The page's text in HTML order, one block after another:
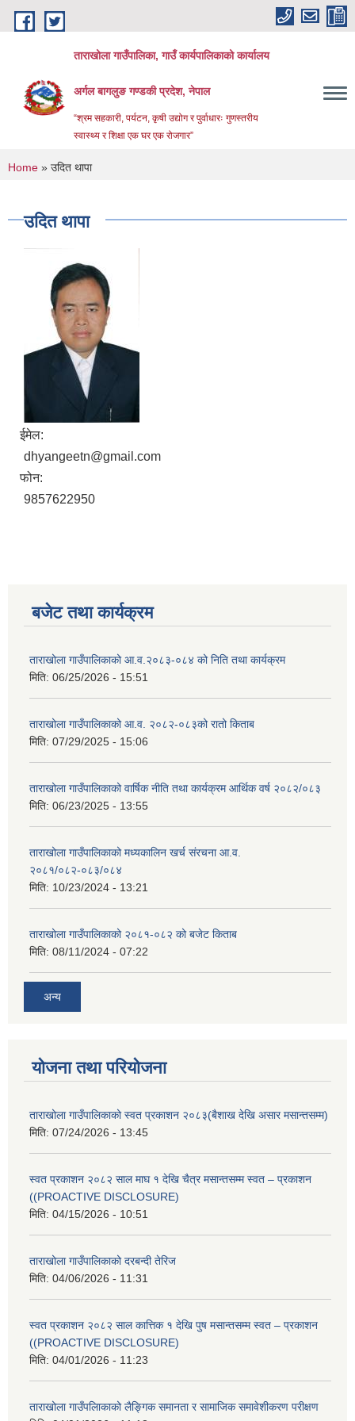
Skip to main content
ताराखोला गाउँपालिका, गाउँ कार्यपालिकाको कार्यालय
अर्गल बागलुङ गण्डकी प्रदेश, नेपाल
“श्रम सहकारी, पर्यटन, कृषी उद्योग र पुर्वाधारः गुणस्तरीय
स्वास्थ्य र शिक्षा एक घर एक रोजगार”
You are here
Home » उदित थापा
उदित थापा
ईमेल:
dhyangeetn@gmail.com
फोन:
9857622950
बजेट तथा कार्यक्रम
ताराखोला गाउँपालिकाको आ.व.२०८३-०८४ को निति तथा कार्यक्रम
मिति: 06/25/2026 - 15:51
ताराखोला गाउँपालिकाको आ.व. २०८२-०८३को रातो किताब
मिति: 07/29/2025 - 15:06
ताराखोला गाउँपालिकाको वार्षिक नीति तथा कार्यक्रम आर्थिक वर्ष २०८२/०८३
मिति: 06/23/2025 - 13:55
ताराखोला गाउँपालिकाको मध्यकालिन खर्च संरचना आ.व.
२०८१/०८२-०८३/०८४
मिति: 10/23/2024 - 13:21
ताराखोला गाउँपालिकाको २०८१-०८२ को बजेट किताब
मिति: 08/11/2024 - 07:22
अन्य
योजना तथा परियोजना
ताराखोला गाउँपालिकाको स्वत प्रकाशन २०८३(बैशाख देखि असार मसान्तसम्म)
मिति: 07/24/2026 - 13:45
स्वत प्रकाशन २०८२ साल माघ १ देखि चैत्र मसान्तसम्म स्वत – प्रकाशन
((PROACTIVE DISCLOSURE)
मिति: 04/15/2026 - 10:51
ताराखोला गाउँपालिकाको दरबन्दी तेरिज
मिति: 04/06/2026 - 11:31
स्वत प्रकाशन २०८२ साल कात्तिक १ देखि पुष मसान्तसम्म स्वत – प्रकाशन
((PROACTIVE DISCLOSURE)
मिति: 04/01/2026 - 11:23
ताराखोला गाउँपलािकाको लैङ्गिक समानता र सामाजिक समावेशीकरण परीक्षण